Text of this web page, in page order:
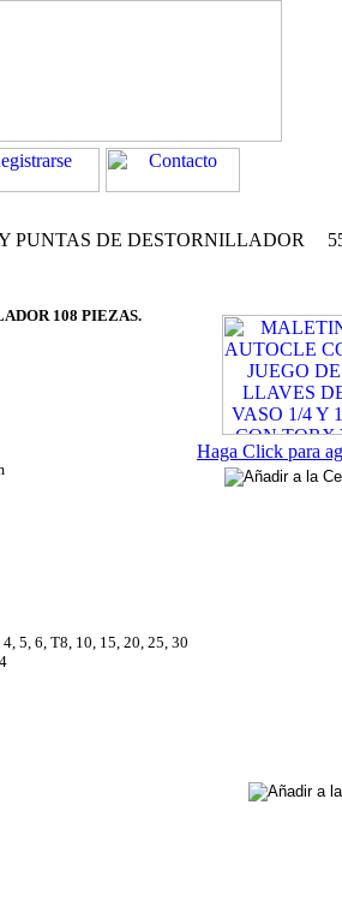
PUNTAS DE DESTORNILLADOR
Haga Click para
108 PIEZAS.
5, 6, T8, 10, 15, 20, 25, 30